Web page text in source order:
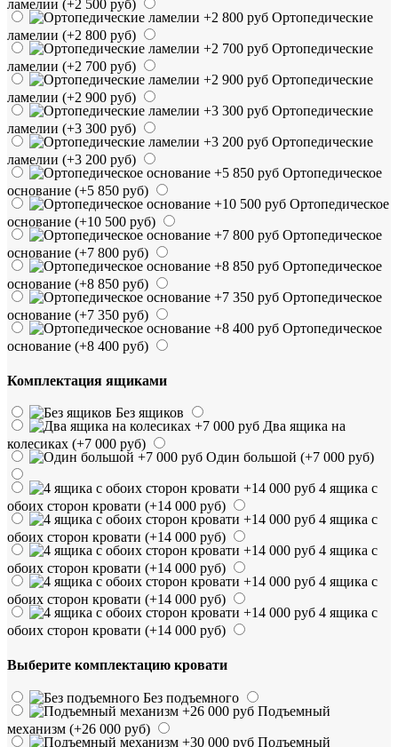
ламелии (+2 500 руб)
Ортопедические
ламелии (+2 800 руб)
Ортопедические
ламелии (+2 700 руб)
Ортопедические
ламелии (+2 900 руб)
Ортопедические
ламелии (+3 300 руб)
Ортопедические
ламелии (+3 200 руб)
Ортопедическое
основание (+5 850 руб)
Ортопедическое
основание (+10 500 руб)
Ортопедическое
основание (+7 800 руб)
Ортопедическое
основание (+8 850 руб)
Ортопедическое
основание (+7 350 руб)
Ортопедическое
основание (+8 400 руб)
Комплектация ящиками
Без ящиков
Два ящика на
колесиках (+7 000 руб)
Один большой (+7 000 руб)
4 ящика с
обоих сторон кровати (+14 000 руб)
4 ящика с
обоих сторон кровати (+14 000 руб)
4 ящика с
обоих сторон кровати (+14 000 руб)
4 ящика с
обоих сторон кровати (+14 000 руб)
4 ящика с
обоих сторон кровати (+14 000 руб)
Выберите комплектацию кровати
Без подъемного
Подъемный
механизм (+26 000 руб)
Подъемный